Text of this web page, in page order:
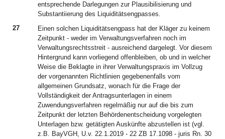
entsprechende Darlegungen zur Plausibilisierung und
Substantiierung des Liquiditätsengpasses.
27
Einen solchen Liquiditätsengpass hat der Kläger zu keinem
Zeitpunkt - weder im Verwaltungsverfahren noch im
Verwaltungsrechtsstreit - ausreichend dargelegt. Vor diesem
Hintergrund kann vorliegend offenbleiben, ob und in welcher
Weise die Beklagte in ihrer Verwaltungspraxis im Vollzug
der vorgenannten Richtlinien gegebenenfalls vom
allgemeinen Grundsatz, wonach für die Frage der
Vollständigkeit der Antragsunterlagen in einem
Zuwendungsverfahren regelmäßig nur auf die bis zum
Zeitpunkt der letzten Behördenentscheidung vorgelegten
Unterlagen bzw. getätigten Auskünfte abzustellen ist (vgl.
z.B. BayVGH, U.v. 22.1.2019 - 22 ZB 17.1098 - juris Rn. 30